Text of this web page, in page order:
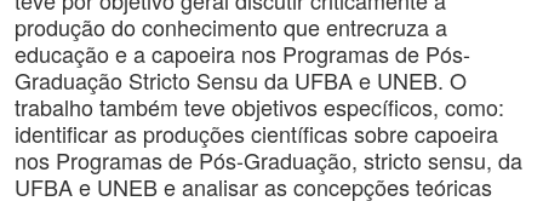
produção do conhecimento que entrecruza a
educação e a capoeira nos Programas de Pós-
Graduação Stricto Sensu da UFBA e UNEB. O
trabalho também teve objetivos específicos, como:
identificar as produções científicas sobre capoeira
nos Programas de Pós-Graduação, stricto sensu, da
UFBA e UNEB e analisar as concepções teóricas